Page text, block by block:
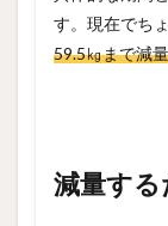
す。現在でち
59.5㎏まで減
減量す